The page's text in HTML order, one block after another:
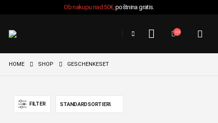
Ob nakupu nad 50€,poštnina gratis.
HOME SHOP GESCHENKESET
FILTER